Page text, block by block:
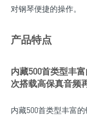
对钢琴便捷的操作。
产品特点
内藏500首类型丰
次搭载高保真音频
内藏500首类型丰富